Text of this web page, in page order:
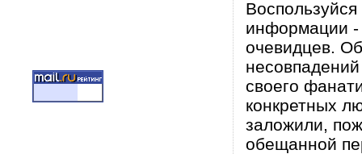
информации -
очевидцев.
своего
конкретных
заложили,
обещанной